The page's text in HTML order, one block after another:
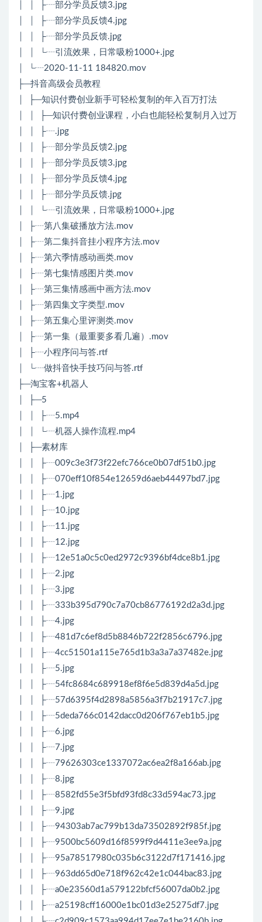
│ │ ├┈部分学员反馈3.jpg
│ │ ├┈部分学员反馈4.jpg
│ │ ├┈部分学员反馈.jpg
│ │ └┈引流效果，日常吸粉1000+.jpg
│ └┈2020-11-11 184820.mov
├─抖音高级会员教程
│ ├─知识付费创业新手可轻松复制的年入百万打法
│ │ ├─知识付费创业课程，小白也能轻松复制月入过万
│ │ ├┈.jpg
│ │ ├┈部分学员反馈2.jpg
│ │ ├┈部分学员反馈3.jpg
│ │ ├┈部分学员反馈4.jpg
│ │ ├┈部分学员反馈.jpg
│ │ └┈引流效果，日常吸粉1000+.jpg
│ ├┈第八集破播放方法.mov
│ ├┈第二集抖音挂小程序方法.mov
│ ├┈第六季情感动画类.mov
│ ├┈第七集情感图片类.mov
│ ├┈第三集情感画中画方法.mov
│ ├┈第四集文字类型.mov
│ ├┈第五集心里评测类.mov
│ ├┈第一集（最重要多看几遍）.mov
│ ├┈小程序问与答.rtf
│ └┈做抖音快手技巧问与答.rtf
├─淘宝客+机器人
│ ├─5
│ │ ├┈5.mp4
│ │ └┈机器人操作流程.mp4
│ ├─素材库
│ │ ├┈009c3e3f73f22efc766ce0b07df51b0.jpg
│ │ ├┈070eff10f854e12659d6aeb44497bd7.jpg
│ │ ├┈1.jpg
│ │ ├┈10.jpg
│ │ ├┈11.jpg
│ │ ├┈12.jpg
│ │ ├┈12e51a0c5c0ed2972c9396bf4dce8b1.jpg
│ │ ├┈2.jpg
│ │ ├┈3.jpg
│ │ ├┈333b395d790c7a70cb86776192d2a3d.jpg
│ │ ├┈4.jpg
│ │ ├┈481d7c6ef8d5b8846b722f2856c6796.jpg
│ │ ├┈4cc51501a115e765d1b3a3a7a37482e.jpg
│ │ ├┈5.jpg
│ │ ├┈54fc8684c689918ef8f6e5d839d4a5d.jpg
│ │ ├┈57d6395f4d2898a5856a3f7b21917c7.jpg
│ │ ├┈5deda766c0142dacc0d206f767eb1b5.jpg
│ │ ├┈6.jpg
│ │ ├┈7.jpg
│ │ ├┈79626303ce1337072ac6ea2f8a166ab.jpg
│ │ ├┈8.jpg
│ │ ├┈8582fd55e3f5bfd93fd8c33d594ac73.jpg
│ │ ├┈9.jpg
│ │ ├┈94303ab7ac799b13da73502892f985f.jpg
│ │ ├┈9500bc5609d16f8599f9d4411e3ee9a.jpg
│ │ ├┈95a78517980c035b6c3122d7f171416.jpg
│ │ ├┈963dd65d0e718f962c42e1c044bac83.jpg
│ │ ├┈a0e23560d1a579122bfcf56007da0b2.jpg
│ │ ├┈a25198cff16000e1bc01d3e25275df7.jpg